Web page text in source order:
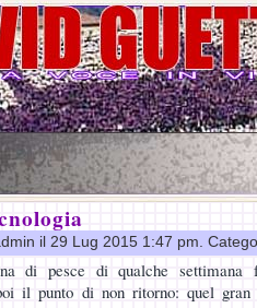
il 29 Lug 2015 1:47 pm.
di pesce di qualche settimana
il punto di non ritorno: quel